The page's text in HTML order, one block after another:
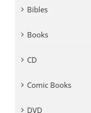
Bibles
Books
CD
Comic Books
DVD